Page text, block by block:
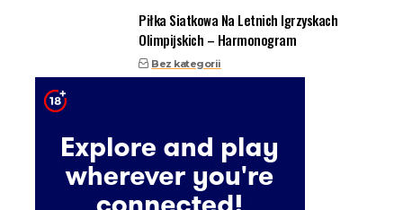
Piłka Siatkowa Na Letnich Igrzyskach
Olimpijskich – Harmonogram
Bez kategorii